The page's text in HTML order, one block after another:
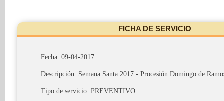
FICHA DE SERVICIO
· Fecha: 09-04-2017
· Descripción: Semana Santa 2017 - Procesión Domingo de
· Tipo de servicio: PREVENTIVO